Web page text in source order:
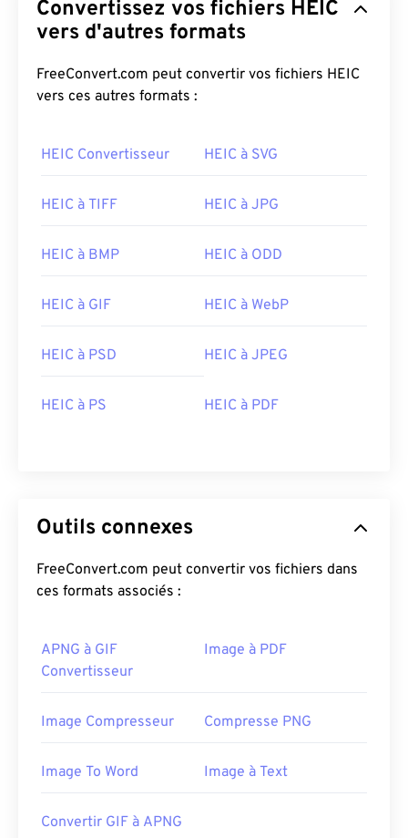
Convertissez vos fichiers HEIC
vers d'autres formats
FreeConvert.com peut convertir vos fichiers HEIC
vers ces autres formats :
HEIC Convertisseur HEIC à SVG
HEIC à TIFF HEIC à JPG
HEIC à BMP HEIC à ODD
HEIC à GIF HEIC à WebP
HEIC à PSD HEIC à JPEG
HEIC à PS HEIC à PDF
Outils connexes
FreeConvert.com peut convertir vos fichiers dans
ces formats associés :
APNG à GIF
Convertisseur
Image à PDF
Image Compresseur Compresse PNG
Image To Word Image à Text
Convertir GIF à APNG